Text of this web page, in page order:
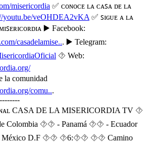
misericordia ✅ ᴄᴏɴᴏᴄᴇ ʟᴀ ᴄᴀꜱᴀ ᴅᴇ ʟᴀ
youtu.be/veOHDEA2vKA ✅ ꜱɪɢᴜᴇ ᴀ ʟᴀ
▶️ Facebook:
casadelamise... ▶️ Telegram:
⯑️ Web:
la comunidad
comu...
CASA DE LA MISERICORDIA TV ⯑
Colombia ⯑⯑ - Panamá ⯑⯑ - Ecuador
D.F ⯑⯑ ⯑6:⯑⯑ ⯑⯑ Camino